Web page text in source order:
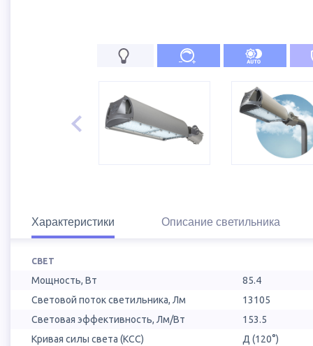
Характеристики Описание светильника
СВЕТ
Мощность, Вт
85.4
Световой поток светильника, Лм
13105
Световая эффективность, Лм/Вт
153.5
Кривая силы света (КСС)
Д (120°)